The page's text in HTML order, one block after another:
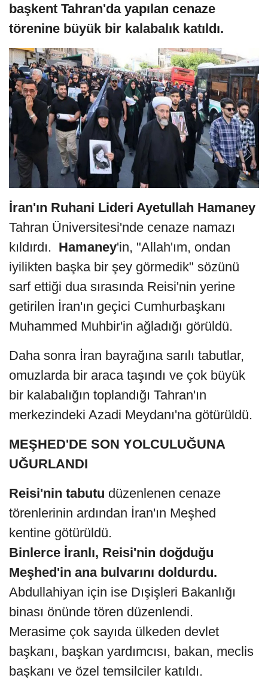
başkent Tahran'da yapılan cenaze
törenine büyük bir kalabalık katıldı.
İran'ın Ruhani Lideri Ayetullah Hamaney
Tahran Üniversitesi'nde cenaze namazı
kıldırdı. Hamaney'in, "Allah'ım, ondan
iyilikten başka bir şey görmedik" sözünü
sarf ettiği dua sırasında Reisi'nin yerine
getirilen İran'ın geçici Cumhurbaşkanı
Muhammed Muhbir'in ağladığı görüldü.
Daha sonra İran bayrağına sarılı tabutlar,
omuzlarda bir araca taşındı ve çok büyük
bir kalabalığın toplandığı Tahran'ın
merkezindeki Azadi Meydanı'na götürüldü.
MEŞHED'DE SON YOLCULUĞUNA
UĞURLANDI
Reisi'nin tabutu düzenlenen cenaze
törenlerinin ardından İran'ın Meşhed
kentine götürüldü.
Binlerce İranlı, Reisi'nin doğduğu
Meşhed'in ana bulvarını doldurdu.
Abdullahiyan için ise Dışişleri Bakanlığı
binası önünde tören düzenlendi.
Merasime çok sayıda ülkeden devlet
başkanı, başkan yardımcısı, bakan, meclis
başkanı ve özel temsilciler katıldı.